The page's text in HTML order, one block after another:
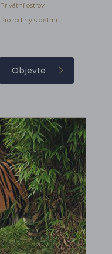
Privátní ostrov
Pro rodiny s dětmi
Objevte